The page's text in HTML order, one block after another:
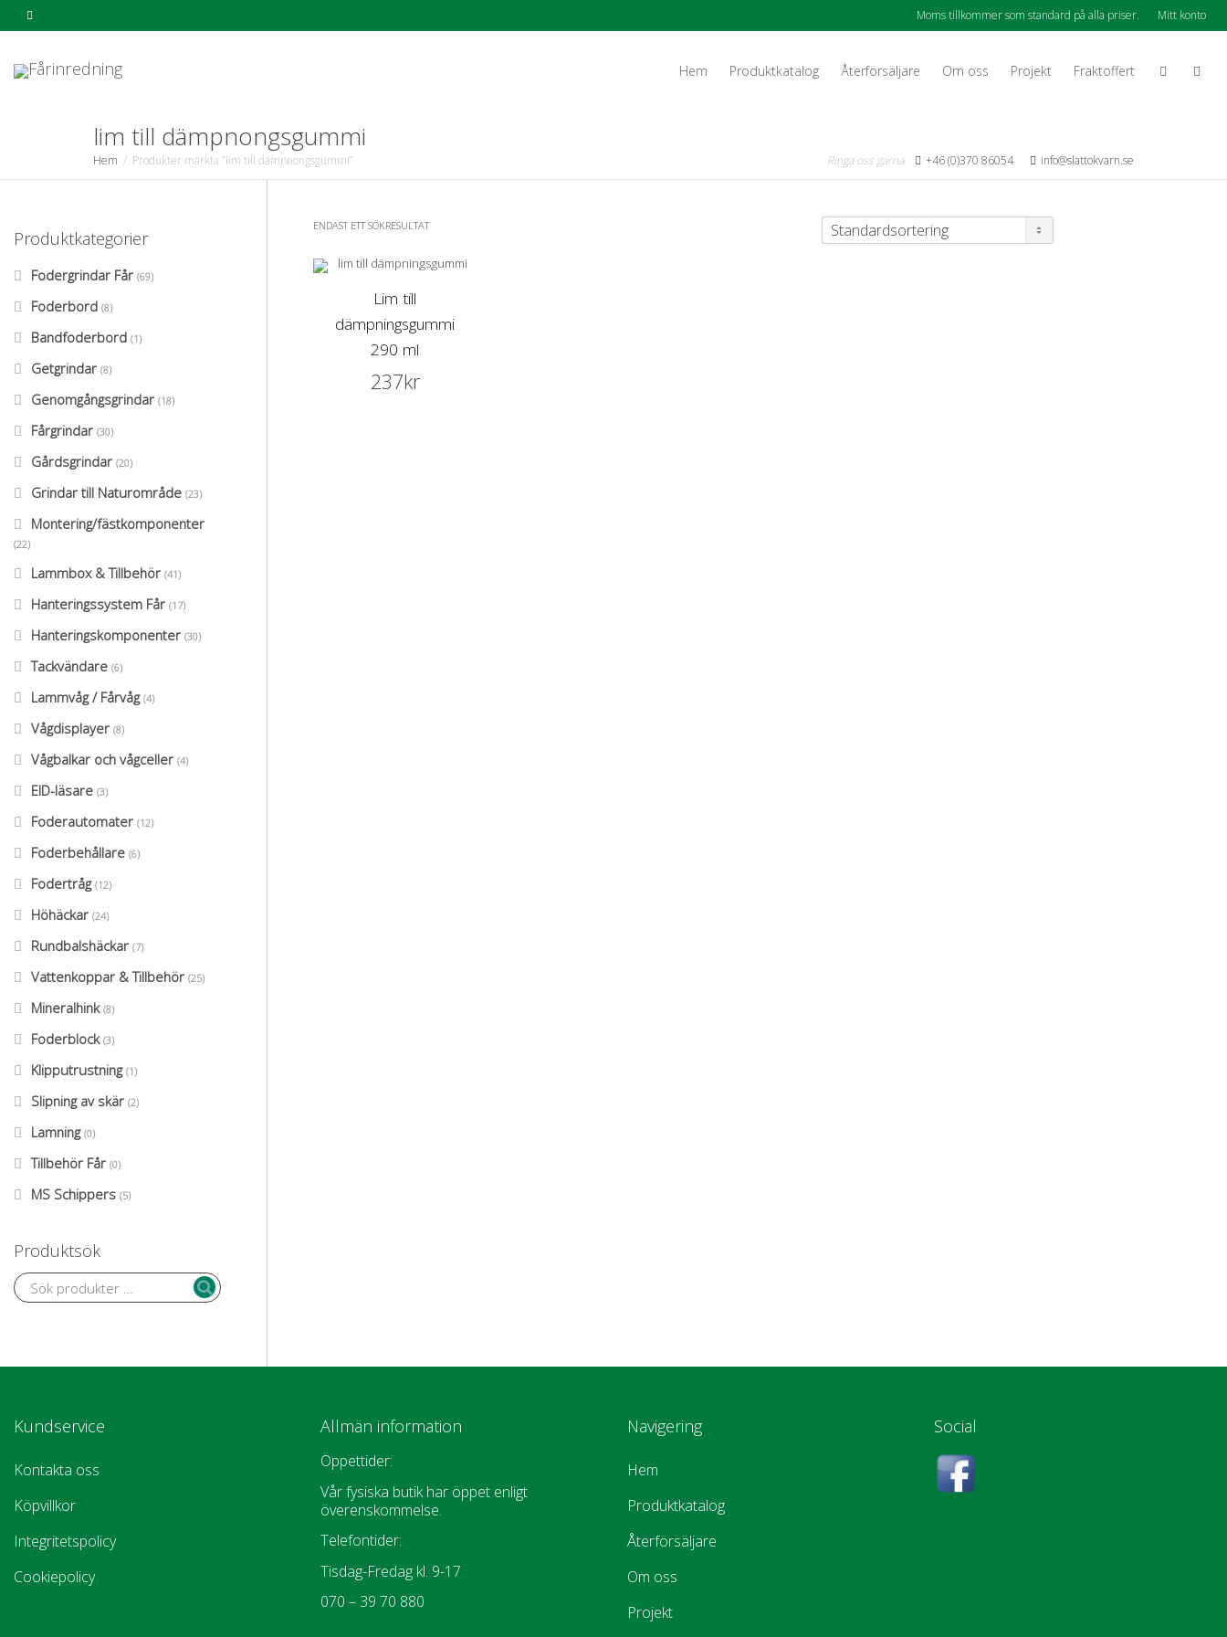
Moms tillkommer som standard på alla priser. Mitt konto
Hem Produktkatalog Återförsäljare Om oss Projekt Fraktoffert
lim till dämpnongsgummi
Hem Produkter märkta ”lim till dämpnongsgummi” Ringa oss gärna +46 (0)370 86054 info@slattokvarn.se
ENDAST ETT SÖKRESULTAT
Lim till
dämpningsgummi
290 ml
237kr
Produktkategorier
Fodergrindar Får (69)
Foderbord (8)
Bandfoderbord (1)
Getgrindar (8)
Genomgångsgrindar (18)
Fårgrindar (30)
Gårdsgrindar (20)
Grindar till Naturområde (23)
Montering/fästkomponenter
(22)
Lammbox & Tillbehör (41)
Hanteringssystem Får (17)
Hanteringskomponenter (30)
Tackvändare (6)
Lammvåg / Fårvåg (4)
Vågdisplayer (8)
Vågbalkar och vågceller (4)
EID-läsare (3)
Foderautomater (12)
Foderbehållare (6)
Fodertråg (12)
Höhäckar (24)
Rundbalshäckar (7)
Vattenkoppar & Tillbehör (25)
Mineralhink (8)
Foderblock (3)
Klipputrustning (1)
Slipning av skär (2)
Lamning (0)
Tillbehör Får (0)
MS Schippers (5)
Produktsök
Kundservice
Kontakta oss
Köpvillkor
Integritetspolicy
Cookiepolicy
Allmän information
Öppettider:
Vår fysiska butik har öppet enligt
överenskommelse.
Telefontider:
Tisdag-Fredag kl. 9-17
070 – 39 70 880
Navigering
Hem
Produktkatalog
Återförsäljare
Om oss
Projekt
Social